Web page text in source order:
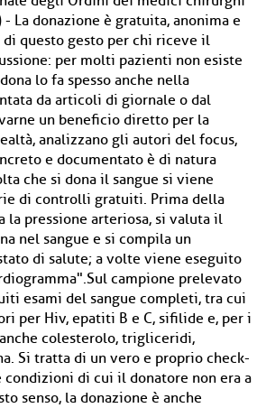
La donazione è gratuita, anonima e
questo gesto per chi riceve il
per molti pazienti non esiste
lo fa spesso anche nella
da articoli di giornale o dal
un beneficio diretto per la
analizzano gli autori del focus,
e documentato è di natura
che si dona il sangue si viene
di controlli gratuiti. Prima della
la pressione arteriosa, si valuta il
nel sangue e si compila un
di salute; a volte viene eseguito
campione prelevato
esami del sangue completi, tra cui
per Hiv, epatiti B e C, sifilide e, per i
colesterolo, trigliceridi,
Si tratta di un vero e proprio check-
condizioni di cui il donatore non era a
senso, la donazione è anche